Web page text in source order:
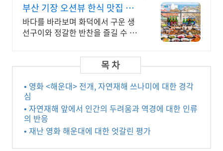
부산 기장 오션뷰 한식 맛집 롯
데월드, 아난티 근처 맛집
바다를 바라보며 화덕에서 구운 생
선구이와 정갈한 반찬을 즐길 수 있
난티 근처 깔끔한 한식
• 영화 <해운대> 전개, 자연재해 쓰나미에 대한 경각
심
• 자연재해 앞에서 인간의 두려움과 역경에 대한 인류
의 반응
• 재난 영화 해운대에 대한 엇갈린 평가